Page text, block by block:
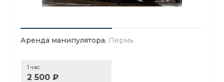
Аренда манипулятора, Пермь
1 час
2 500 ₽